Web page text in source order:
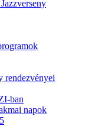
rendezvényei
ban
napok